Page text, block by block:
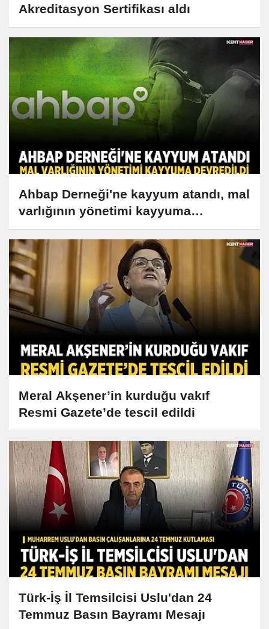
Akreditasyon Sertifikası aldı
Ahbap Derneği'ne kayyum atandı, mal
varlığının yönetimi kayyuma
devredildi
Meral Akşener’in kurduğu vakıf
Resmi Gazete’de tescil edildi
Türk-İş İl Temsilcisi Uslu'dan 24
Temmuz Basın Bayramı Mesajı